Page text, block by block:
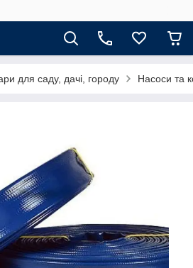
для саду, дачі, городу Насоси та